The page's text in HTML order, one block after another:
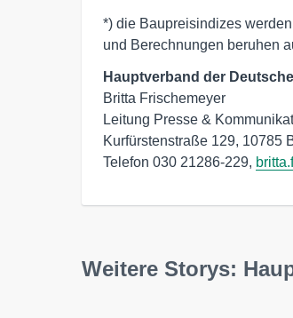
*) die Baupreisindizes
und Berechnungen beruhen
Hauptverband der
Britta Frischemeyer
Leitung Presse &
Kurfürstenstraße 129, 10785
Telefon 030 21286-229,
Weitere Storys: